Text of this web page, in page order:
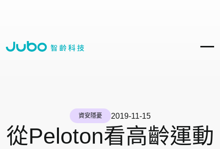
資安隱憂 2019-11-15
從Peloton看高齡運動